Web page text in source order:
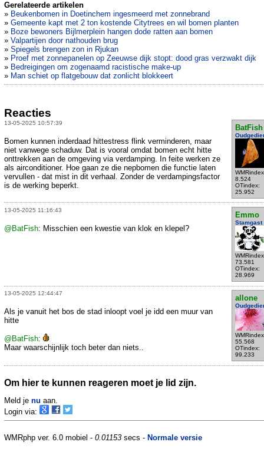
Gerelateerde artikelen
» Beukenbomen in Doetinchem ingesmeerd met zonnebrand
» Gemeente kapt met 2 ton kostende Citytrees en wil bomen planten
» Boze bewoners Bijlmerplein hangen dode ratten aan bomen
» Valpartijen door nathouden brug
» Spiegels brengen zon in Rjukan
» Proef met zonnepanelen op Zeeuwse dijk stopt: dood gras verzwakt dijk
» Bedreigingen om zogenaamd racistische make-up
» Man schiet op flatgebouw dat zonlicht blokkeert
Reacties
13-05-2025 10:57:39
BatFish
8.524
OTindex:
25.952
Bomen kunnen inderdaad hittestress flink verminderen, maar
niet vanwege schaduw. Dat is vooral omdat bomen echt hitte
onttrekken aan de omgeving via verdamping. In feite werken ze
als airconditioner. Hoe gaan ze die nepbomen die functie laten
vervullen - dat mist in dit verhaal. Zonder de verdampingsfactor
is de werking beperkt.
13-05-2025 11:16:43
Emmo
Stamgast
73.581
OTindex:
28.969
@BatFish: Misschien een kwestie van klok en klepel?
13-05-2025 12:44:47
allone
55.568
OTindex:
99.233
Als je vanuit het bos de stad inloopt voel je idd een muur van
hitte
@BatFish:
Maar waarschijnlijk toch beter dan niets..
Om hier te kunnen reageren moet je lid zijn.
Meld je nu aan.
Login via:
WMRphp ver. 6.0 mobiel - 0.01153 secs - Normale versie